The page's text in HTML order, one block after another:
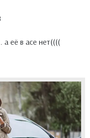
а её в асе нет((((